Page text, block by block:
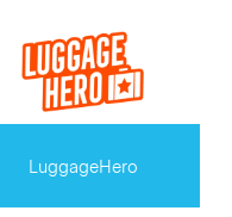
LuggageHero